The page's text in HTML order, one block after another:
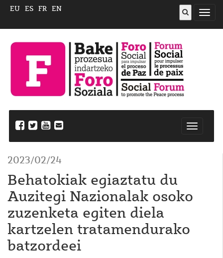
ireki
EU ES FR EN
2023/02/24
Behatokiak egiaztatu du
Auzitegi Nazionalak osoko
zuzenketa egiten diela
kartzelen tratamendurako
batzordeei